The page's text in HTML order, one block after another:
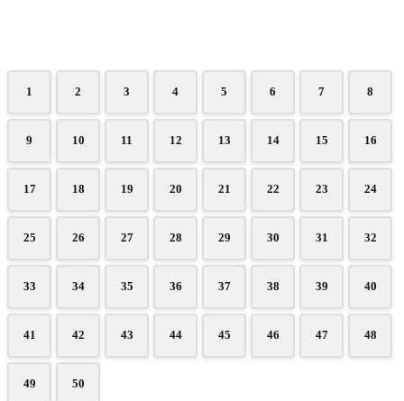
1 2 3 4 5 6 7 8
9 10 11 12 13 14 15 16
17 18 19 20 21 22 23 24
25 26 27 28 29 30 31 32
33 34 35 36 37 38 39 40
41 42 43 44 45 46 47 48
49 50